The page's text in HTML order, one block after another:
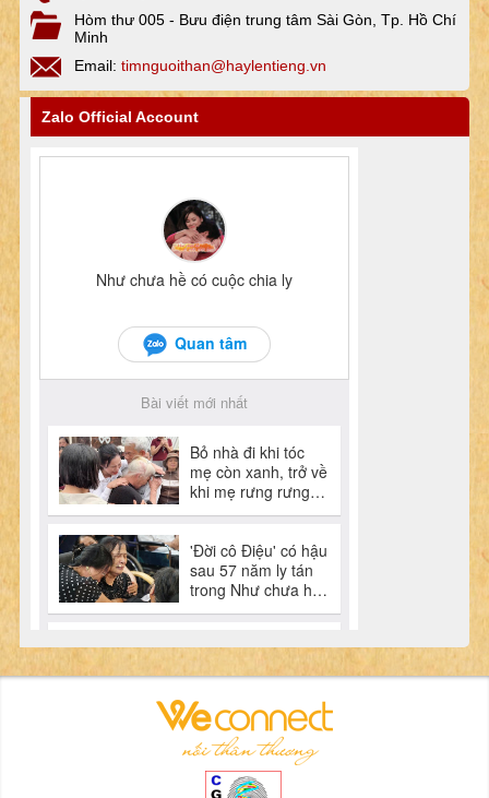
Hòm thư 005 - Bưu điện trung tâm Sài Gòn, Tp. Hồ Chí
Minh
Email: timnguoithan@haylentieng.vn
Zalo Official Account